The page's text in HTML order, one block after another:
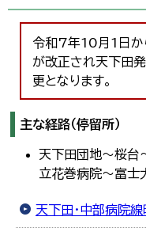
令和7年10月1日か
が改正され天下田
更となります。
主な経路（停留所）
天下田団地～桜台
立花巻病院～富士
天下田・中部病院線